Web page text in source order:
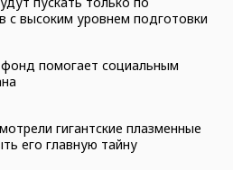
с высоким уровнем подготовки
помогает социальным
гигантские плазменные
его главную тайну